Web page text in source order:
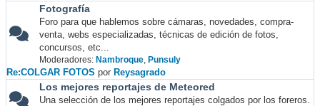
Fotografía
Foro para que hablemos sobre cámaras, novedades, compra-
venta, webs especializadas, técnicas de edición de fotos,
concursos, etc...
Moderadores: Nambroque, Punsuly
Re:COLGAR FOTOS por Reysagrado
Los mejores reportajes de Meteored
Una selección de los mejores reportajes colgados por los foreros.